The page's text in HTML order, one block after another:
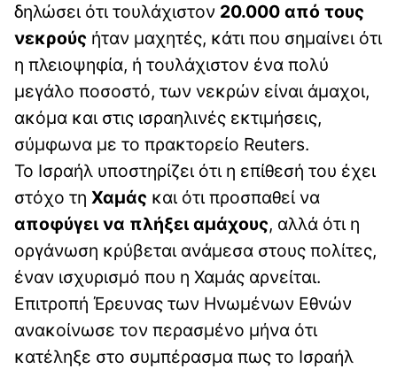
δηλώσει ότι τουλάχιστον 20.000 από τους
νεκρούς ήταν μαχητές, κάτι που σημαίνει ότι
η πλειοψηφία, ή τουλάχιστον ένα πολύ
μεγάλο ποσοστό, των νεκρών είναι άμαχοι,
ακόμα και στις ισραηλινές εκτιμήσεις,
σύμφωνα με το πρακτορείο Reuters.
Το Ισραήλ υποστηρίζει ότι η επίθεσή του έχει
στόχο τη Χαμάς και ότι προσπαθεί να
αποφύγει να πλήξει αμάχους, αλλά ότι η
οργάνωση κρύβεται ανάμεσα στους πολίτες,
έναν ισχυρισμό που η Χαμάς αρνείται.
Επιτροπή Έρευνας των Ηνωμένων Εθνών
ανακοίνωσε τον περασμένο μήνα ότι
κατέληξε στο συμπέρασμα πως το Ισραήλ